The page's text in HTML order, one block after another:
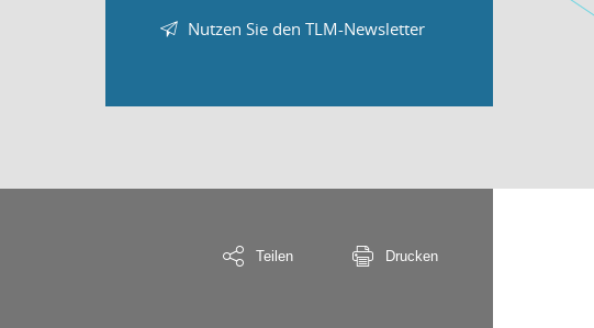
Nutzen Sie den TLM-Newsletter
Teilen Drucken